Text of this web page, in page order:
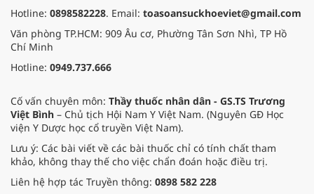
Hotline: 0898582228. Email: toasoansuckhoeviet@gmail.com
Văn phòng TP.HCM: 909 Âu cơ, Phường Tân Sơn Nhì, TP Hồ
Chí Minh
Hotline: 0949.737.666
Cố vấn chuyên môn: Thầy thuốc nhân dân - GS.TS Trương
Việt Bình – Chủ tịch Hội Nam Y Việt Nam. (Nguyên GĐ Học
viện Y Dược học cổ truyền Việt Nam).
Lưu ý: Các bài viết về các bài thuốc chỉ có tính chất tham
khảo, không thay thế cho việc chẩn đoán hoặc điều trị.
Liên hệ hợp tác Truyền thông: 0898 582 228